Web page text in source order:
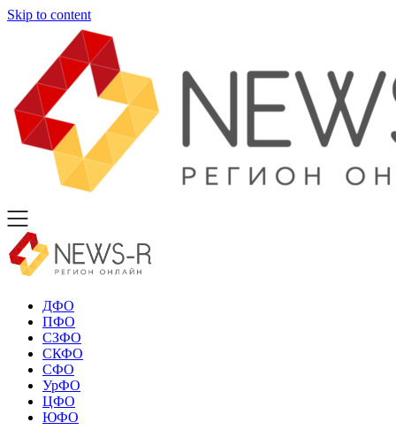
Skip to content
ДФО
ПФО
СЗФО
СКФО
СФО
УрФО
ЦФО
ЮФО